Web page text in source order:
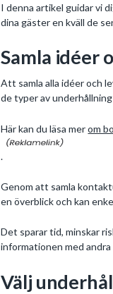
I denna artikel guidar vi
dina gäster en kväll de
Samla idéer
Att samla alla idéer och
de typer av
Här kan du läsa merom
.
Genom att samla
en överblick och kan
Det sparar tid, minskar
informationen med
Välj